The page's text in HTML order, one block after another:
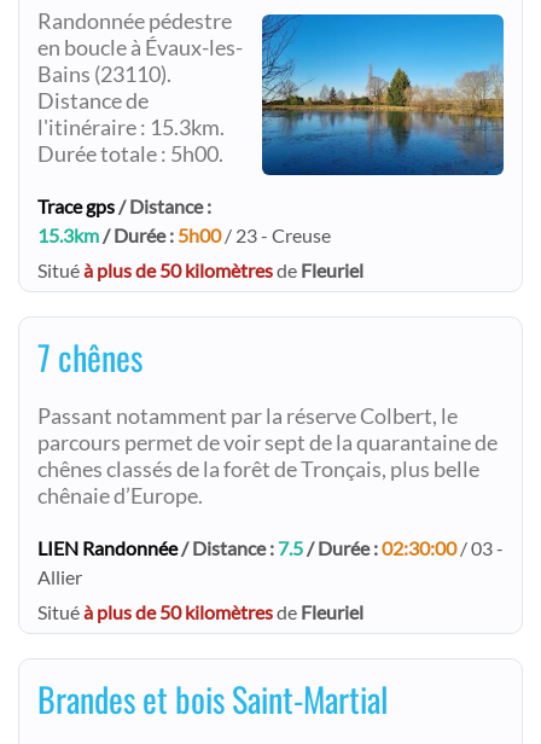
Randonnée pédestre
en boucle à Évaux-les-
Bains (23110).
Distance de
l'itinéraire : 15.3km.
Durée totale : 5h00.
Trace gps/ Distance :
15.3km/ Durée : 5h00/ 23 - Creuse
Situéà plus de 50 kilomètresde Fleuriel
7 chênes
Passant notamment par la réserve Colbert, le
parcours permet de voir sept de la quarantaine de
chênes classés de la forêt de Tronçais, plus belle
chênaie d’Europe.
LIEN Randonnée/ Distance : 7.5/ Durée :02:30:00/ 03 -
Allier
Situéà plus de 50 kilomètresde Fleuriel
Brandes et bois Saint-Martial